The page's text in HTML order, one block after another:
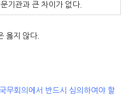
기관과 큰 차이가 없다.
옳지 않다.
무회의에서 반드시 심의하여야 할